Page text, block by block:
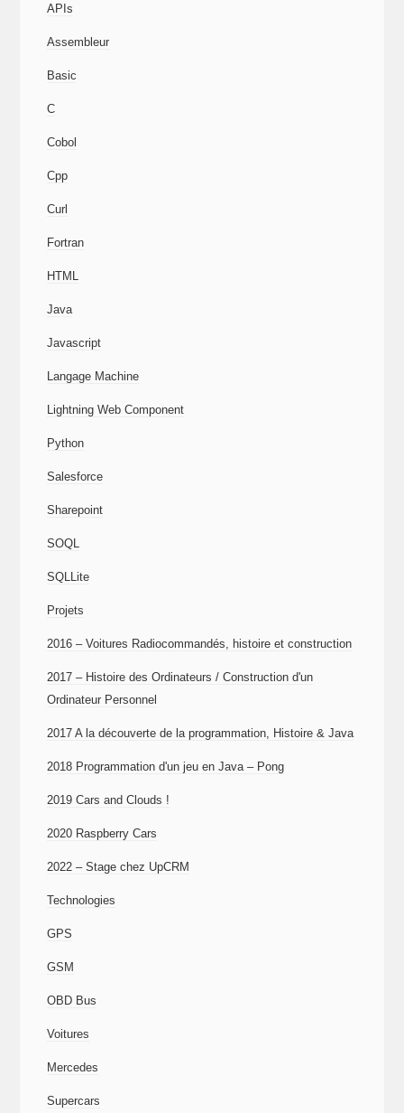
APIs
Assembleur
Basic
C
Cobol
Cpp
Curl
Fortran
HTML
Java
Javascript
Langage Machine
Lightning Web Component
Python
Salesforce
Sharepoint
SOQL
SQLLite
Projets
2016 – Voitures Radiocommandés, histoire et construction
2017 – Histoire des Ordinateurs / Construction d'un
Ordinateur Personnel
2017 A la découverte de la programmation, Histoire & Java
2018 Programmation d'un jeu en Java – Pong
2019 Cars and Clouds !
2020 Raspberry Cars
2022 – Stage chez UpCRM
Technologies
GPS
GSM
OBD Bus
Voitures
Mercedes
Supercars